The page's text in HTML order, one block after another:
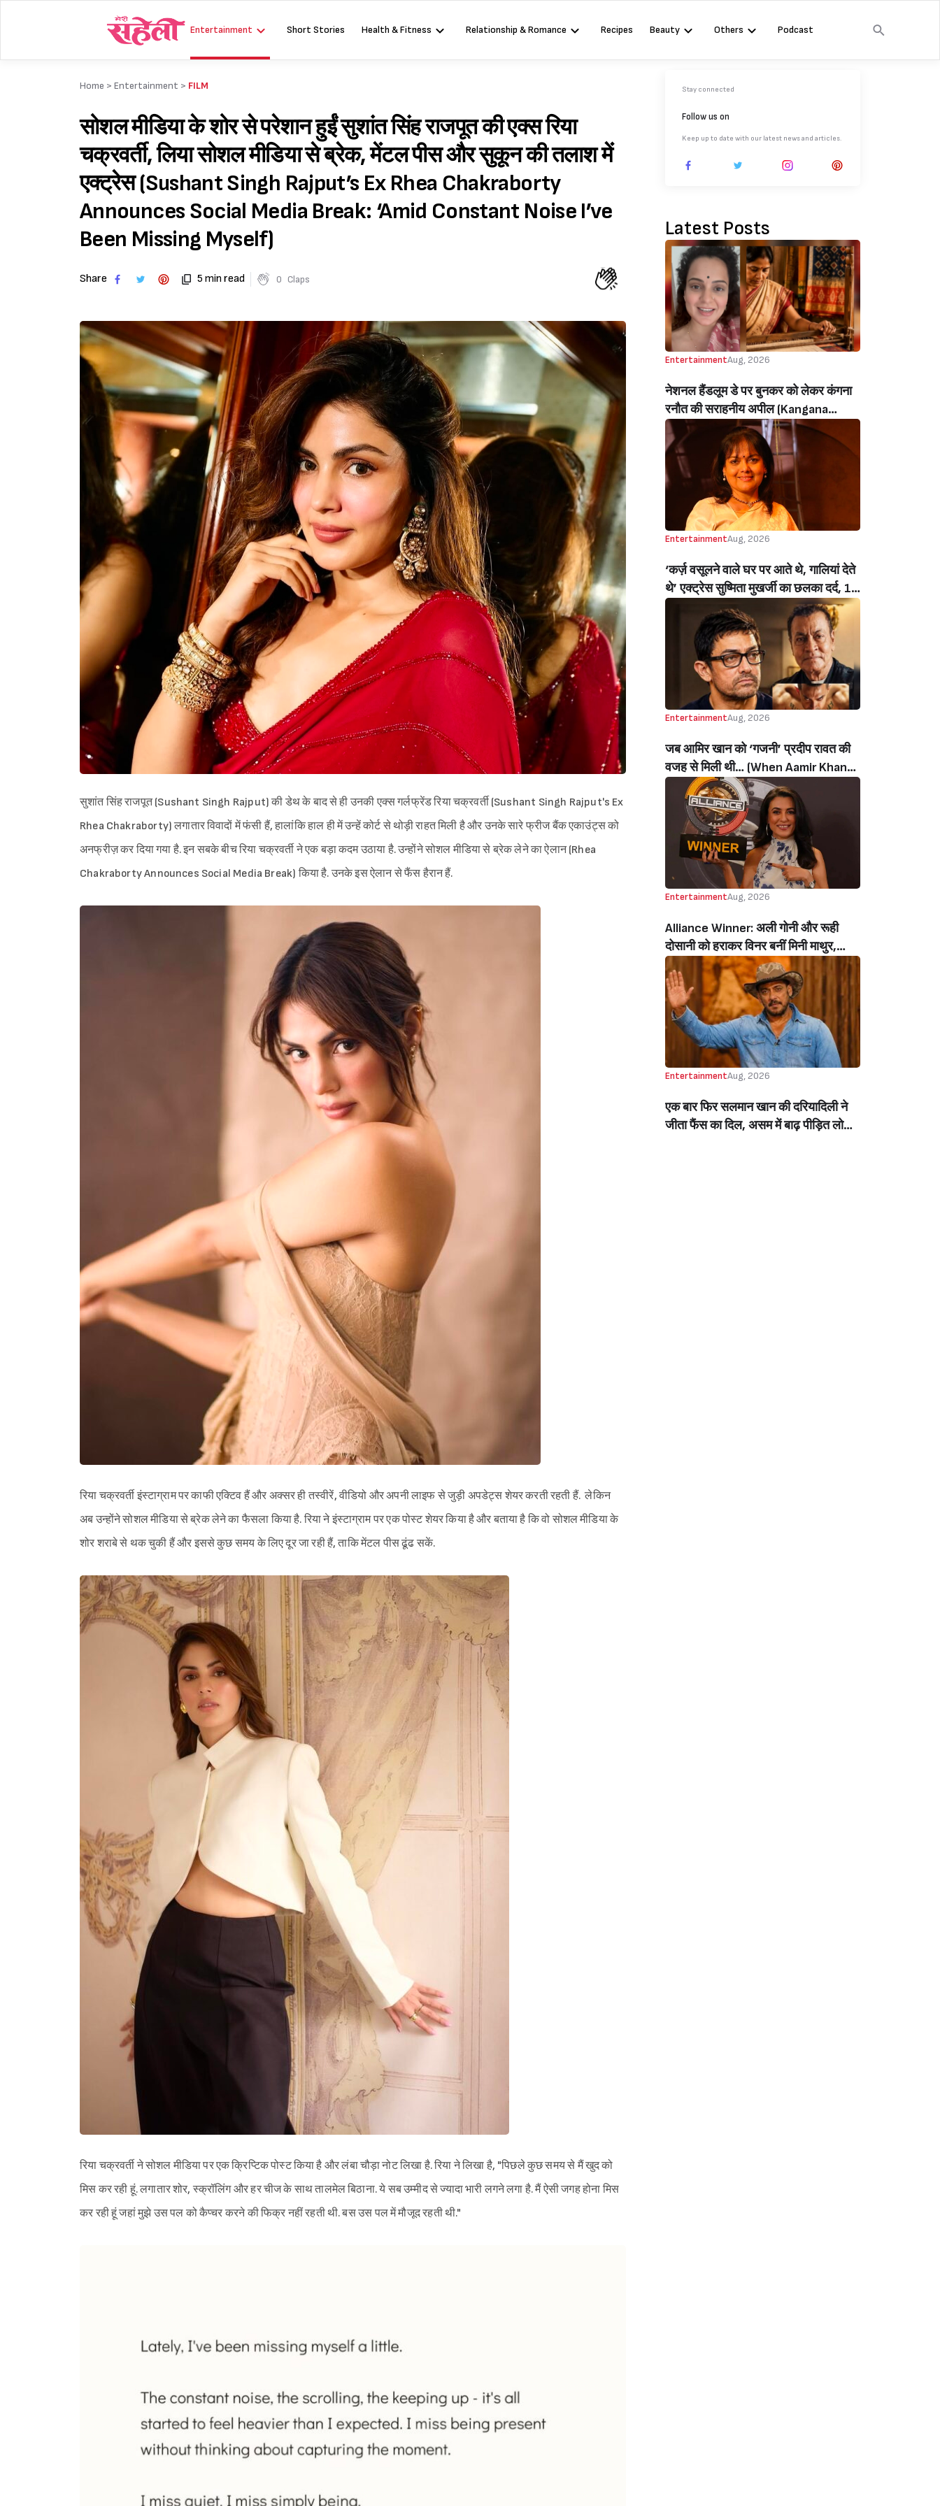
Entertainment Short Stories Health & Fitness Relationship & Romance Recipes Beauty Others Podcast
Home > Entertainment > FILM
सोशल मीडिया के शोर से परेशान हुईं सुशांत सिंह राजपूत की एक्स रिया
चक्रवर्ती, लिया सोशल मीडिया से ब्रेक, मेंटल पीस और सुकून की तलाश में
एक्ट्रेस (Sushant Singh Rajput’s Ex Rhea Chakraborty
Announces Social Media Break: ‘Amid Constant Noise I’ve
Been Missing Myself)
Share 5 min read 0 Claps
सुशांत सिंह राजपूत (Sushant Singh Rajput) की डेथ के बाद से ही उनकी एक्स गर्लफ्रेंड रिया चक्रवर्ती (Sushant Singh Rajput's Ex
Rhea Chakraborty) लगातार विवादों में फंसी हैं, हालांकि हाल ही में उन्हें कोर्ट से थोड़ी राहत मिली है और उनके सारे फ्रीज बैंक एकाउंट्स को
अनफ्रीज़ कर दिया गया है. इन सबके बीच रिया चक्रवर्ती ने एक बड़ा कदम उठाया है. उन्होंने सोशल मीडिया से ब्रेक लेने का ऐलान (Rhea
Chakraborty Announces Social Media Break) किया है. उनके इस ऐलान से फैंस हैरान हैं.
रिया चक्रवर्ती इंस्टाग्राम पर काफी एक्टिव हैं और अक्सर ही तस्वीरें, वीडियो और अपनी लाइफ से जुड़ी अपडेट्स शेयर करती रहती हैं. लेकिन
अब उन्होंने सोशल मीडिया से ब्रेक लेने का फैसला किया है. रिया ने इंस्टाग्राम पर एक पोस्ट शेयर किया है और बताया है कि वो सोशल मीडिया के
शोर शराबे से थक चुकी हैं और इससे कुछ समय के लिए दूर जा रही हैं, ताकि मेंटल पीस ढूंढ सकें.
रिया चक्रवर्ती ने सोशल मीडिया पर एक क्रिप्टिक पोस्ट किया है और लंबा चौड़ा नोट लिखा है. रिया ने लिखा है, "पिछले कुछ समय से मैं खुद को
मिस कर रही हूं. लगातार शोर, स्क्रॉलिंग और हर चीज के साथ तालमेल बिठाना. ये सब उम्मीद से ज्यादा भारी लगने लगा है. मैं ऐसी जगह होना मिस
कर रही हूं जहां मुझे उस पल को कैप्चर करने की फिक्र नहीं रहती थी. बस उस पल में मौजूद रहती थी."
Stay connected
Follow us on
Keep up to date with our latest news and articles.
Latest Posts
EntertainmentAug, 2026
नेशनल हैंडलूम डे पर बुनकर को लेकर कंगना
रनौत की सराहनीय अपील (Kangana
Ranaut’s Commendable Appeal
Regarding Weavers On National
Handloom Day)
EntertainmentAug, 2026
‘कर्ज़ वसूलने वाले घर पर आते थे, गालियां देते
थे’ एक्ट्रेस सुष्मिता मुखर्जी का छलका दर्द, 1
करोड़ का कर्ज उतारने के लिए करनी पड़ी थी
C ग्रेड फिल्में, बोलीं- ‘मैंने अपनी आत्मा बेच दी
थी’ (‘I Sold My Soul’ Actress
Sushmita Mukherjee Recalls Doing
C-Grade Films To Pay Loan)
EntertainmentAug, 2026
जब आमिर खान को ‘गजनी’ प्रदीप रावत की
वजह से मिली थी… (When Aamir Khan
Got ‘Ghajini’ Because Of Pradeep
Rawat)
EntertainmentAug, 2026
Alliance Winner: अली गोनी और रूही
दोसानी को हराकर विनर बनीं मिनी माथुर,
इनाम में मिले 50 लाख रुपये और चमचमाती ही
ट्रॉफी (Mini Mathur Lifts Trophy
Beats Aly Goni And Ruhee Dosani)
EntertainmentAug, 2026
एक बार फिर सलमान खान की दरियादिली ने
जीता फैंस का दिल, असम में बाढ़ पीड़ित लोगों